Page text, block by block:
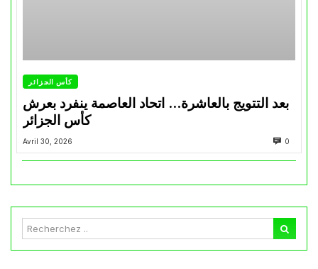
كأس الجزائر
بعد التتويج بالعاشرة… اتحاد العاصمة ينفرد بعرش
كأس الجزائر
Avril 30, 2026 0